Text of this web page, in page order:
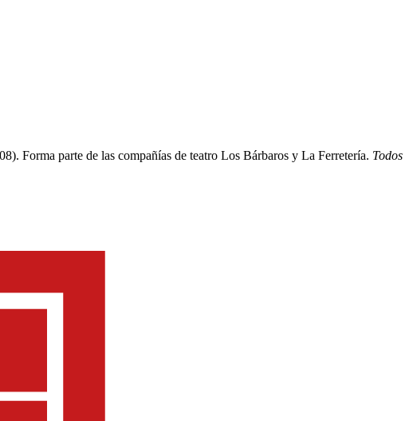
Forma parte de las compañías de teatro Los Bárbaros y La Ferretería. Todos